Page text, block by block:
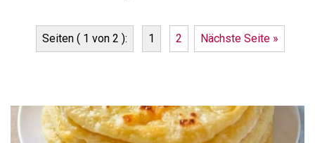
Seiten ( 1 von 2 ): 1 2 Nächste Seite »